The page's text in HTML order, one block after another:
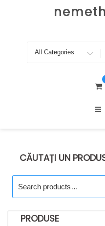
Search
CĂUTAȚI UN
for:
PRODUSE